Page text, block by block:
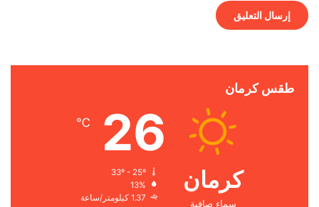
طقس كرمان
كرمان
سماء صافية
26
℃
13%
1.37 كيلومتر/ساعة